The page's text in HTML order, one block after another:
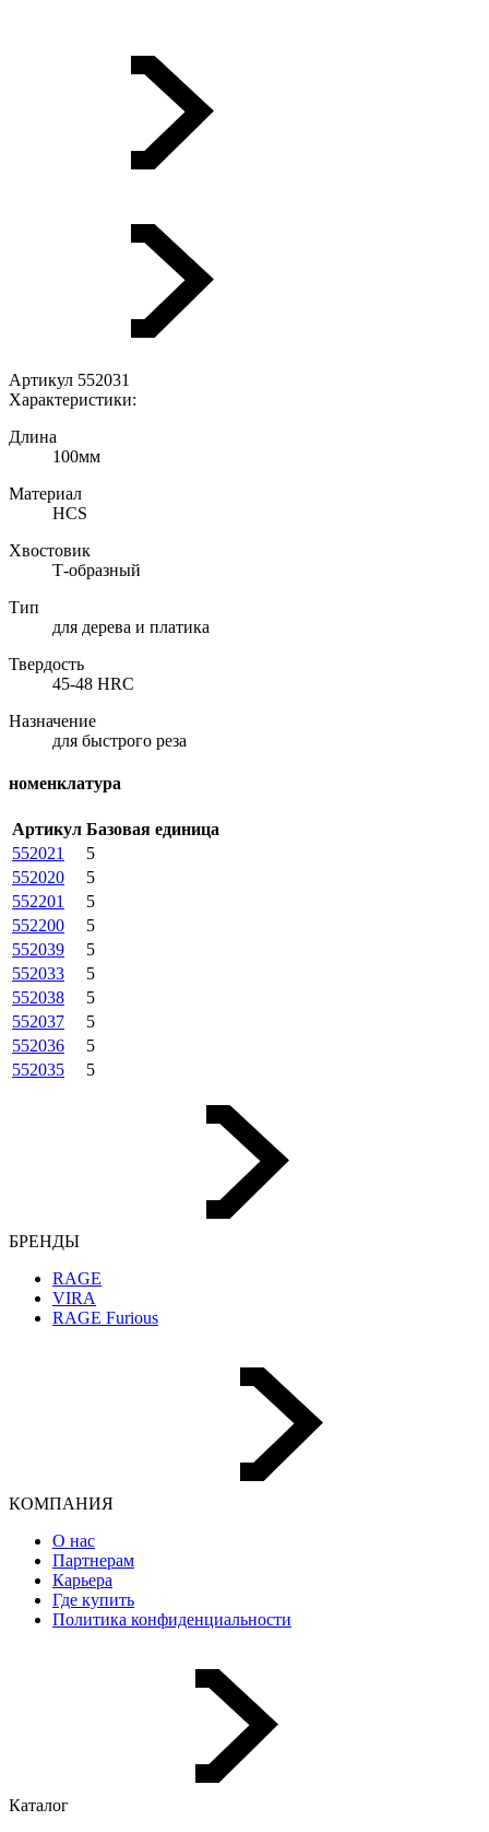
Артикул 552031
Характеристики:
Длина
100мм
Материал
HCS
Хвостовик
Т-образный
Тип
для дерева и платика
Твердость
45-48 HRC
Назначение
для быстрого реза
номенклатура
Артикул Базовая единица
552021
5
552020
5
552201
5
552200
5
552039
5
552033
5
552038
5
552037
5
552036
5
552035
5
БРЕНДЫ
RAGE
VIRA
RAGE Furious
КОМПАНИЯ
О нас
Партнерам
Карьера
Где купить
Политика конфиденциальности
Каталог